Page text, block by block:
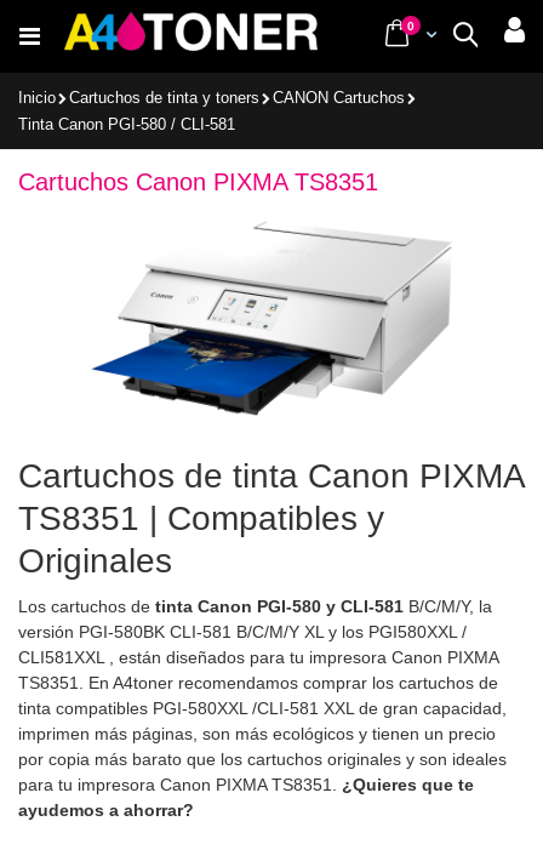
al
Buscar
Cart
0items
Inicio Cartuchos de tinta y toners
CANON Cartuchos
Tinta Canon PGI-580 / CLI-581
Cartuchos Canon PIXMA TS8351
Cartuchos de tinta Canon PIXMA
TS8351 | Compatibles y
Originales
Los cartuchos de tinta Canon PGI-580 y CLI-581 B/C/M/Y, la
versión PGI-580BK CLI-581 B/C/M/Y XL y los PGI580XXL /
CLI581XXL , están diseñados para tu impresora Canon PIXMA
TS8351. En A4toner recomendamos comprar los cartuchos de
tinta compatibles PGI-580XXL /CLI-581 XXL de gran capacidad,
imprimen más páginas, son más ecológicos y tienen un precio
por copia más barato que los cartuchos originales y son ideales
para tu impresora Canon PIXMA TS8351.
¿Quieres que te
ayudemos a ahorrar?